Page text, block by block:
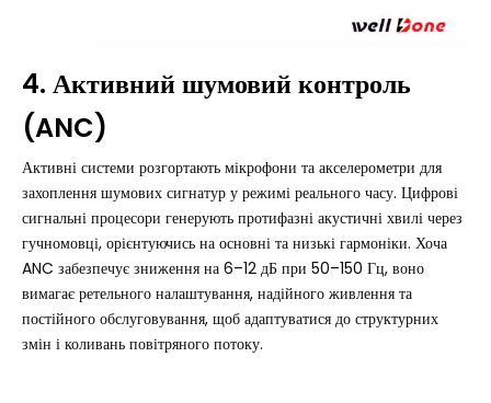
4. Активний шумовий контроль
(ANC)
Активні системи розгортають мікрофони та акселерометри для
захоплення шумових сигнатур у режимі реального часу. Цифрові
сигнальні процесори генерують протифазні акустичні хвилі через
гучномовці, орієнтуючись на основні та низькі гармоніки. Хоча
ANC забезпечує зниження на 6–12 дБ при 50–150 Гц, воно
вимагає ретельного налаштування, надійного живлення та
постійного обслуговування, щоб адаптуватися до структурних
змін і коливань повітряного потоку.